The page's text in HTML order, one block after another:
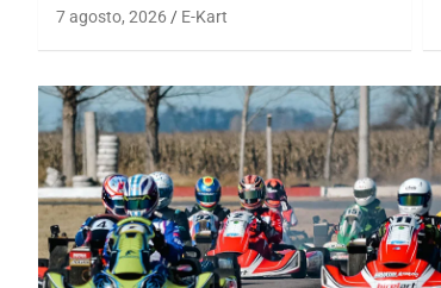
7 agosto, 2026 E-Kart